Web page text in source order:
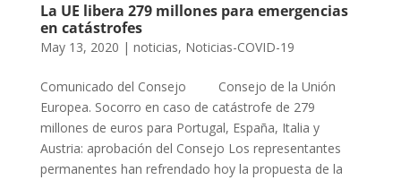
La UE libera 279 millones para emergencias
en catástrofes
May 13, 2020 | noticias, Noticias-COVID-19
Comunicado del Consejo Consejo de la Unión
Europea. Socorro en caso de catástrofe de 279
millones de euros para Portugal, España, Italia y
Austria: aprobación del Consejo Los representantes
permanentes han refrendado hoy la propuesta de la